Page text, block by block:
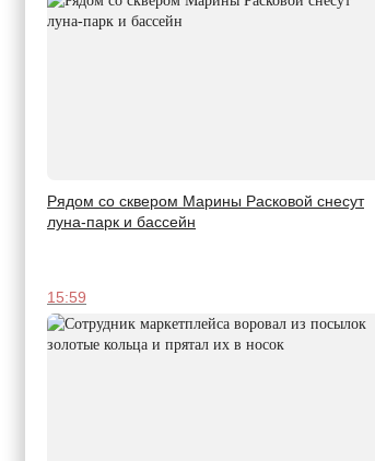
Рядом со сквером Марины Расковой снесут
луна-парк и бассейн
15:59